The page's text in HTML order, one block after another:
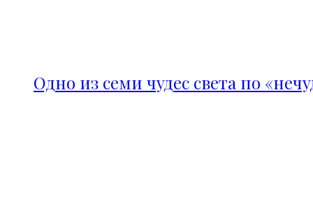
Одно из семи чудес света по